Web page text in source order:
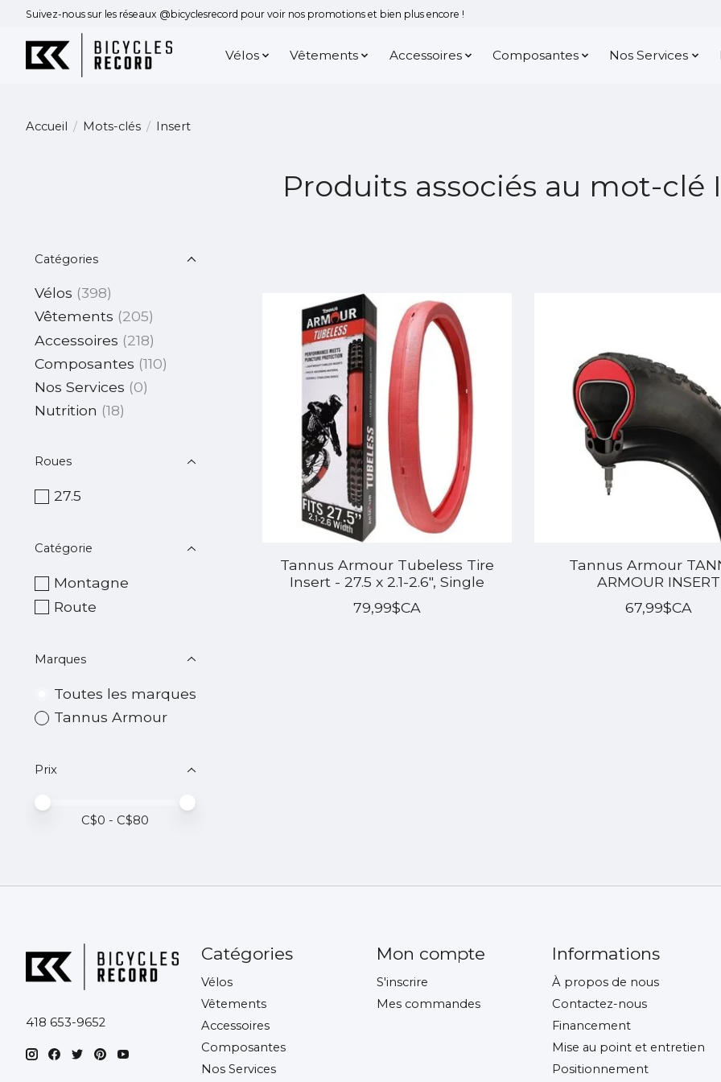
Suivez-nous sur les réseaux @bicyclesrecord pour voir nos promotions et bien plus encore !
Vélos Vêtements Accessoires Composantes Nos Services
Accueil / Mots-clés / Insert
Produits associés au mot-clé
Catégories
Vélos (398)
Vêtements (205)
Accessoires (218)
Composantes (110)
Nos Services (0)
Nutrition (18)
Roues
27.5
Catégorie
Montagne
Route
Marques
Toutes les marques
Tannus Armour
Prix
Prix minimum
Price maximum value
C$0 - C$80
Tannus Armour Tubeless Tire
Insert - 27.5 x 2.1-2.6", Single
79,99$CA
Tannus Armour
ARMOUR INSERT
67,99$CA
418 653-9652
Catégories
Vélos
Vêtements
Accessoires
Composantes
Nos Services
Mon compte
S'inscrire
Mes commandes
Informations
À propos de nous
Contactez-nous
Financement
Mise au point et entretien
Positionnement